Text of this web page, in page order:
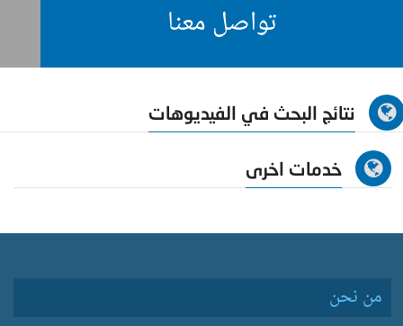
تواصل معنا
نتائج البحث في الفيديوهات
خدمات اخرى
من نحن